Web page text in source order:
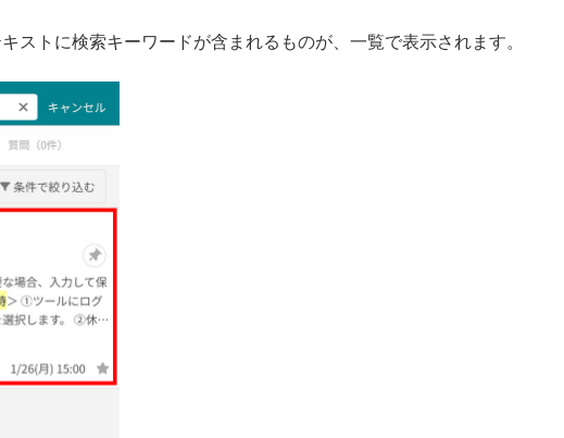
ストに検索キーワードが含まれるものが、一覧で表示されます。